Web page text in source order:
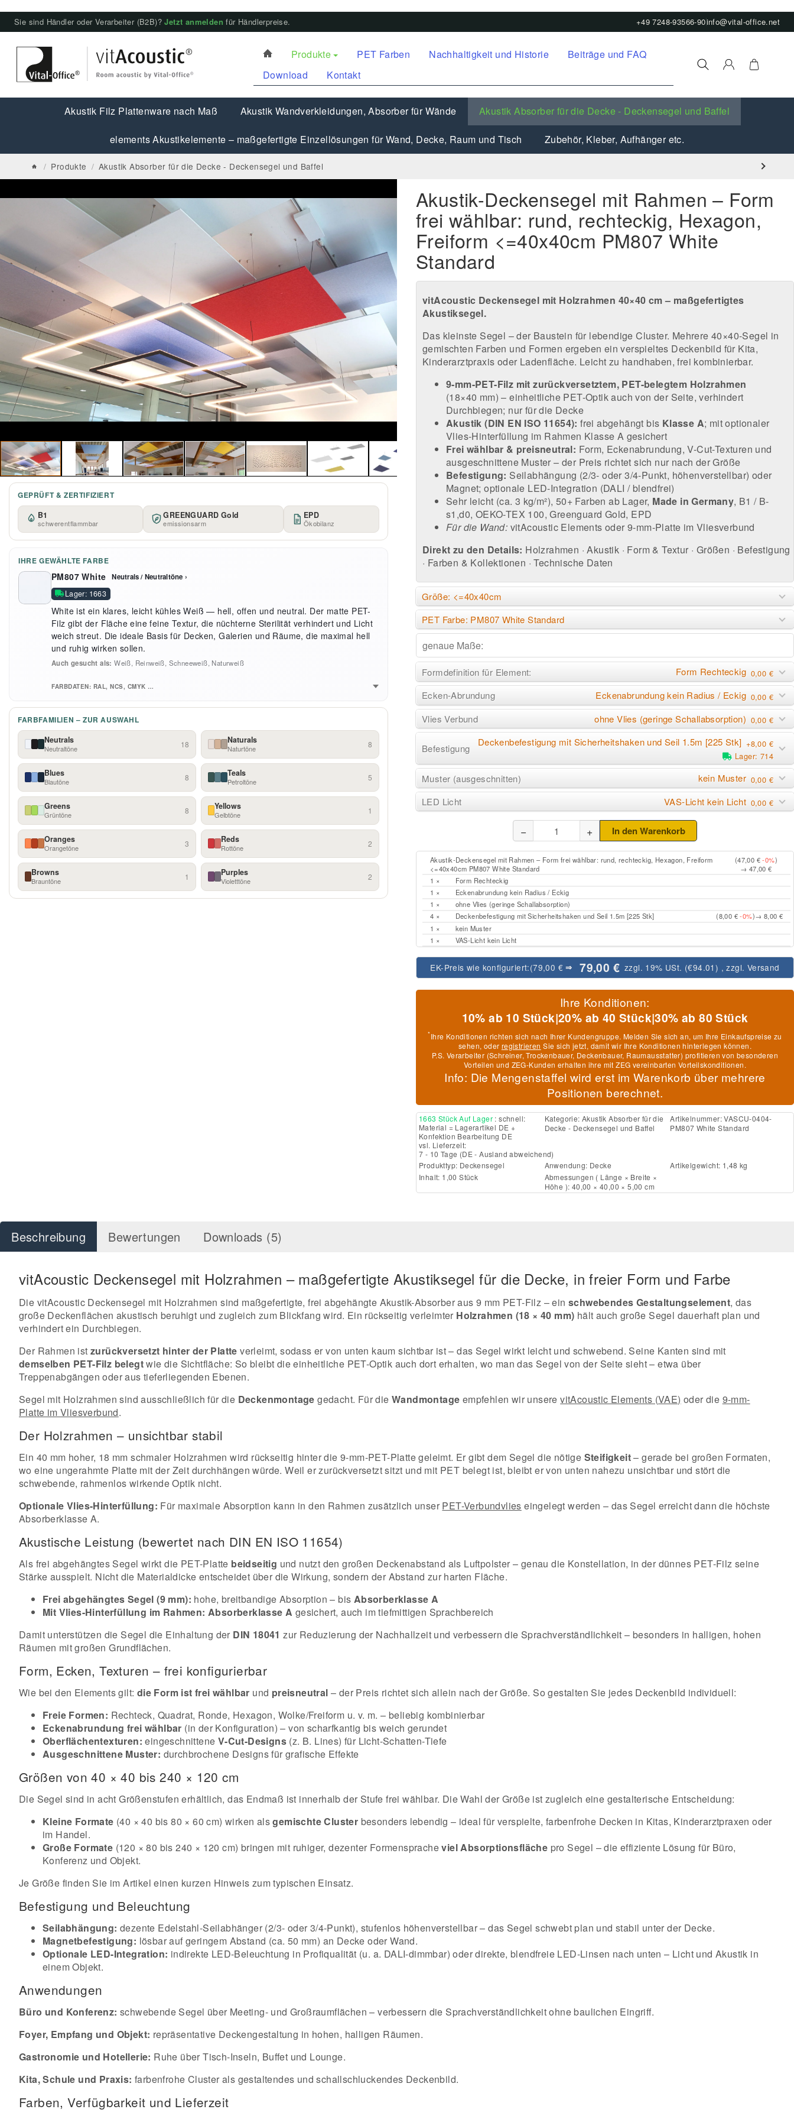
Sie sind Händler oder Verarbeiter (B2B)?Jetzt anmelden für Händlerpreise. +49 7248-93566-90info@vital-office.net
Produkte PET Farben Nachhaltigkeit und Historie
Beiträge und FAQ
Download
Kontakt
Akustik Filz Plattenware nach Maß Akustik Wandverkleidungen, Absorber für Wände Akustik Absorber für die Decke - Deckensegel und Baffel
elements Akustikelemente – maßgefertigte Einzellösungen für Wand, Decke, Raum und Tisch Zubehör, Kleber, Aufhänger etc.
/ Produkte / Akustik Absorber für die Decke - Deckensegel und Baffel
GEPRÜFT & ZERTIFIZIERT
B1
schwerentflammbar
GREENGUARD Gold
emissionsarm
EPD
Ökobilanz
IHRE GEWÄHLTE FARBE
PM807 White Neutrals / Neutraltöne ›
Lager: 1663
White ist ein klares, leicht kühles Weiß — hell, offen und neutral. Der matte PET-
Filz gibt der Fläche eine feine Textur, die nüchterne Sterilität verhindert und Licht
weich streut. Die ideale Basis für Decken, Galerien und Räume, die maximal hell
und ruhig wirken sollen.
Auch gesucht als: Weiß, Reinweiß, Schneeweiß, Naturweiß
FARBDATEN: RAL, NCS, CMYK …
FARBFAMILIEN – ZUR AUSWAHL
Neutrals
Neutraltöne 18 Naturals
Naturtöne 8
Blues
Blautöne 8 Teals
Petroltöne 5
Greens
Grüntöne 8 Yellows
Gelbtöne 1
Oranges
Orangetöne 3 Reds
Rottöne 2
Browns
Brauntöne 1 Purples
Violetttöne 2
Akustik-Deckensegel mit Rahmen – Form
frei wählbar: rund, rechteckig, Hexagon,
Freiform <=40x40cm PM807 White
Standard
vitAcoustic Deckensegel mit Holzrahmen 40×40 cm – maßgefertigtes
Akustiksegel.
Das kleinste Segel – der Baustein für lebendige Cluster. Mehrere 40×40-Segel in
gemischten Farben und Formen ergeben ein verspieltes Deckenbild für Kita,
Kinderarztpraxis oder Ladenfläche. Leicht zu handhaben, frei kombinierbar.
9-mm-PET-Filz mit zurückversetztem, PET-belegtem Holzrahmen
(18×40 mm) – einheitliche PET-Optik auch von der Seite, verhindert
Durchbiegen; nur für die Decke
Akustik (DIN EN ISO 11654): frei abgehängt bis Klasse A; mit optionaler
Vlies-Hinterfüllung im Rahmen Klasse A gesichert
Frei wählbar & preisneutral: Form, Eckenabrundung, V-Cut-Texturen und
ausgeschnittene Muster – der Preis richtet sich nur nach der Größe
Befestigung: Seilabhängung (2/3- oder 3/4-Punkt, höhenverstellbar) oder
Magnet; optionale LED-Integration (DALI / blendfrei)
Sehr leicht (ca. 3 kg/m²), 50+ Farben ab Lager, Made in Germany, B1 / B-
s1,d0, OEKO-TEX 100, Greenguard Gold, EPD
Für die Wand: vitAcoustic Elements oder9-mm-Platte im Vliesverbund
Direkt zu den Details: Holzrahmen ·Akustik · Form & Textur · Größen · Befestigung
· Farben & Kollektionen ·Technische Daten
Größe: <=40x40cm
PET Farbe: PM807 White Standard
Formdefinition für Element: Form Rechteckig 0,00 €
Ecken-Abrundung Eckenabrundung kein Radius / Eckig 0,00 €
Vlies Verbund ohne Vlies (geringe Schallabsorption) 0,00 €
Befestigung
Deckenbefestigung mit Sicherheitshaken und Seil 1.5m [225 Stk] +8,00 €
Lager: 714
Muster (ausgeschnitten) kein Muster 0,00 €
LED Licht VAS-Licht kein Licht 0,00 €
Akustik-Deckensegel mit Rahmen – Form frei wählbar: rund, rechteckig, Hexagon, Freiform
<=40x40cm PM807 White Standard
(47,00 €-0%)
→ 47,00 €
1 ×
Form Rechteckig
1 ×
Eckenabrundung kein Radius / Eckig
1 ×
ohne Vlies (geringe Schallabsorption)
4 ×
Deckenbefestigung mit Sicherheitshaken und Seil 1.5m [225 Stk] (8,00 €-0%)→ 8,00 €
1 ×
kein Muster
1 ×
VAS-Licht kein Licht
EK-Preis wie konfiguriert:(79,00 € ⇒ 79,00 € zzgl. 19% USt. (€94.01 ) , zzgl. Versand
− + In den Warenkorb
Ihre Konditionen:
10% ab 10 Stück|20% ab 40 Stück|30% ab 80 Stück
*Ihre Konditionen richten sich nach Ihrer Kundengruppe. Melden Sie sich an, um Ihre Einkaufspreise zu
sehen, oder registrieren Sie sich jetzt, damit wir Ihre Konditionen hinterlegen können.
P.S. Verarbeiter (Schreiner, Trockenbauer, Deckenbauer, Raumausstatter) profitieren von besonderen
Vorteilen und ZEG-Kunden erhalten ihre mit ZEG vereinbarten Vorteilskonditionen.
Info: Die Mengenstaffel wird erst im Warenkorb über mehrere
Positionen berechnet.
1663 Stück Auf Lager : schnell:
Material = Lagerartikel DE +
Konfektion Bearbeitung DE
vsl. Lieferzeit:
7 - 10 Tage (DE - Ausland abweichend)
Kategorie:Akustik Absorber für die
Decke - Deckensegel und Baffel
Artikelnummer: VASCU-0404-
PM807 White Standard
Produkttyp: Deckensegel Anwendung: Decke
Artikelgewicht: 1,48 kg
Inhalt: 1,00 Stück
Abmessungen ( Länge × Breite ×
Höhe ): 40,00 × 40,00 × 5,00 cm
Beschreibung Bewertungen Downloads (5)
vitAcoustic Deckensegel mit Holzrahmen – maßgefertigte Akustiksegel für die Decke, in freier Form und Farbe
Die vitAcoustic Deckensegel mit Holzrahmen sind maßgefertigte, frei abgehängte Akustik-Absorber aus 9 mm PET-Filz – einschwebendes Gestaltungselement, das
große Deckenflächen akustisch beruhigt und zugleich zum Blickfang wird. Ein rückseitig verleimter Holzrahmen (18 × 40 mm) hält auch große Segel dauerhaft plan und
verhindert ein Durchbiegen.
Der Rahmen ist zurückversetzt hinter der Platte verleimt, sodass er von unten kaum sichtbar ist – das Segel wirkt leicht und schwebend. Seine Kanten sind mit
demselben PET-Filz belegtwie die Sichtfläche: So bleibt die einheitliche PET-Optik auch dort erhalten, wo man das Segel von der Seite sieht – etwa über
Treppenabgängen oder aus tieferliegenden Ebenen.
Segel mit Holzrahmen sind ausschließlich für die Deckenmontage gedacht. Für dieWandmontage empfehlen wir unserevitAcoustic Elements (VAE) oder die 9-mm-
Platte im Vliesverbund.
Der Holzrahmen – unsichtbar stabil
Ein 40 mm hoher, 18 mm schmaler Holzrahmen wird rückseitig hinter die 9-mm-PET-Platte geleimt. Er gibt dem Segel die nötige Steifigkeit– gerade bei großen Formaten,
wo eine ungerahmte Platte mit der Zeit durchhängen würde. Weil er zurückversetzt sitzt und mit PET belegt ist, bleibt er von unten nahezu unsichtbar und stört die
schwebende, rahmenlos wirkende Optik nicht.
Optionale Vlies-Hinterfüllung: Für maximale Absorption kann in den Rahmen zusätzlich unser PET-Verbundvlies eingelegt werden – das Segel erreicht dann die höchste
Absorberklasse A.
Akustische Leistung (bewertet nach DIN EN ISO 11654)
Als frei abgehängtes Segel wirkt die PET-Platte beidseitig und nutzt den großen Deckenabstand als Luftpolster – genau die Konstellation, in der dünnes PET-Filz seine
Stärke ausspielt. Nicht die Materialdicke entscheidet über die Wirkung, sondern der Abstand zur harten Fläche.
Frei abgehängtes Segel (9 mm): hohe, breitbandige Absorption – bis Absorberklasse A
Mit Vlies-Hinterfüllung im Rahmen: Absorberklasse A gesichert, auch im tiefmittigen Sprachbereich
Damit unterstützen die Segel die Einhaltung der DIN 18041 zur Reduzierung der Nachhallzeit und verbessern die Sprachverständlichkeit – besonders in halligen, hohen
Räumen mit großen Grundflächen.
Form, Ecken, Texturen – frei konfigurierbar
Wie bei den Elements gilt: die Form ist frei wählbar und preisneutral – der Preis richtet sich allein nach der Größe. So gestalten Sie jedes Deckenbild individuell:
Freie Formen: Rechteck, Quadrat, Ronde, Hexagon, Wolke/Freiform u. v. m. – beliebig kombinierbar
Eckenabrundung frei wählbar (in der Konfiguration) – von scharfkantig bis weich gerundet
Oberflächentexturen: eingeschnittene V-Cut-Designs (z. B. Lines) für Licht-Schatten-Tiefe
Ausgeschnittene Muster: durchbrochene Designs für grafische Effekte
Größen von 40 × 40 bis 240 × 120 cm
Die Segel sind in acht Größenstufen erhältlich, das Endmaß ist innerhalb der Stufe frei wählbar. Die Wahl der Größe ist zugleich eine gestalterische Entscheidung:
Kleine Formate (40 × 40 bis 80 × 60 cm) wirken alsgemischte Cluster besonders lebendig – ideal für verspielte, farbenfrohe Decken in Kitas, Kinderarztpraxen oder
im Handel.
Große Formate (120 × 80 bis 240 × 120 cm) bringen mit ruhiger, dezenter Formenspracheviel Absorptionsfläche pro Segel – die effiziente Lösung für Büro,
Konferenz und Objekt.
Je Größe finden Sie im Artikel einen kurzen Hinweis zum typischen Einsatz.
Befestigung und Beleuchtung
Seilabhängung: dezente Edelstahl-Seilabhänger (2/3- oder 3/4-Punkt), stufenlos höhenverstellbar – das Segel schwebt plan und stabil unter der Decke.
Magnetbefestigung: lösbar auf geringem Abstand (ca. 50 mm) an Decke oder Wand.
Optionale LED-Integration: indirekte LED-Beleuchtung in Profiqualität (u. a. DALI-dimmbar) oder direkte, blendfreie LED-Linsen nach unten – Licht und Akustik in
einem Objekt.
Anwendungen
Büro und Konferenz: schwebende Segel über Meeting- und Großraumflächen – verbessern die Sprachverständlichkeit ohne baulichen Eingriff.
Foyer, Empfang und Objekt: repräsentative Deckengestaltung in hohen, halligen Räumen.
Gastronomie und Hotellerie: Ruhe über Tisch-Inseln, Buffet und Lounge.
Kita, Schule und Praxis: farbenfrohe Cluster als gestaltendes und schallschluckendes Deckenbild.
Farben, Verfügbarkeit und Lieferzeit